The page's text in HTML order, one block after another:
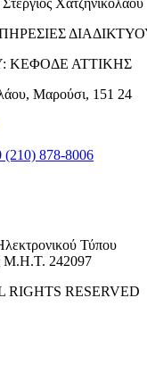
Στέργιος Χατζηνικολάου
ΚΕΦΟΔΕ ΑΤΤΙΚΗΣ
Μαρούσι, 151 24
(210) 878-8006
Τύπου
Μ.Η.Τ. 242097
RIGHTS RESERVED